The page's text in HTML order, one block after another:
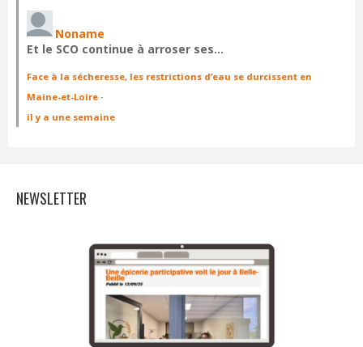
Noname
Et le SCO continue à arroser ses…
Face à la sécheresse, les restrictions d’eau se durcissent en
Maine-et-Loire ·
il y a une semaine
NEWSLETTER